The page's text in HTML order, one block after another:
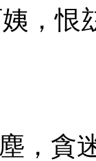
，恨
，